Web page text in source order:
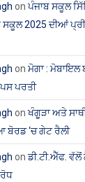
onਪੰਜਾਬ ਸਕੂਲ
2025 ਦੀਆਂ
on ਮੋਗਾ : ਮੋਬਾਇਲ
ਪਰਤੀ
onਖੰਗੂੜਾ ਅਤੇ
ਬੋਰਡ ‘ਚ ਗੇਟ ਰੈਲੀ
onਡੀ.ਟੀ.ਐੱਫ.